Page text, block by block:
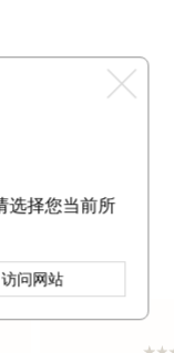
选择您当前所
访问网站